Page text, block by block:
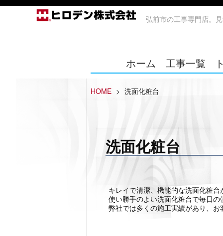
弘前市の工事専門店。
ホーム 工事一覧
HOME > 洗面化粧台
洗面化粧台
キレイで清潔、機能的な洗面化粧
使い勝手のよい洗面化粧台で毎日の
弊社では多くの施工実績があり、